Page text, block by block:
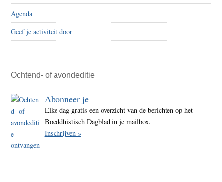
Agenda
Geef je activiteit door
Ochtend- of avondeditie
Abonneer je
Elke dag gratis een overzicht van de berichten op het
Boeddhistisch Dagblad in je mailbox.
Inschrijven »